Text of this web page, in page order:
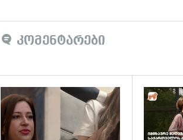
კომენტარები
გადახედვა